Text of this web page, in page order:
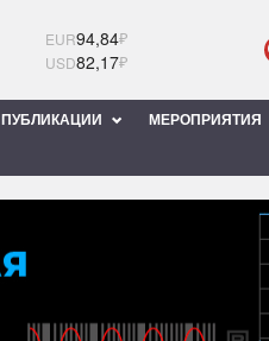
EUR94,84₽
USD82,17₽
ПУБЛИКАЦИИ МЕРОПРИЯТИЯ